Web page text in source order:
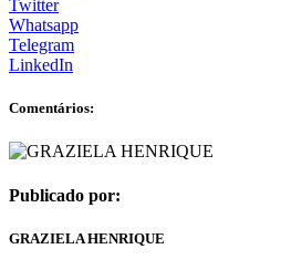
Twitter
Whatsapp
Telegram
LinkedIn
Comentários:
Publicado por:
GRAZIELA HENRIQUE